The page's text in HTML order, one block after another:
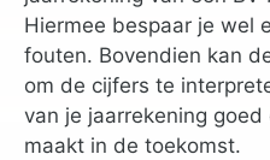
Hiermee bespaar je wel
fouten. Bovendien kan
om de cijfers te
van je jaarrekening
maakt in de toekomst.